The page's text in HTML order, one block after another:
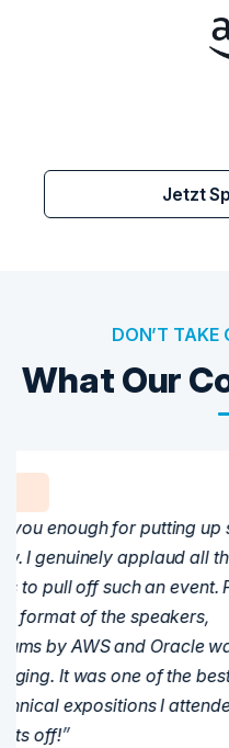
Jetzt
DON’T TAKE
What Our
Attended the C-
Dinner last night and
'Wow!' Incredibly
and investigation
appreciate the
share their unique
perspectives. I
and look forward to